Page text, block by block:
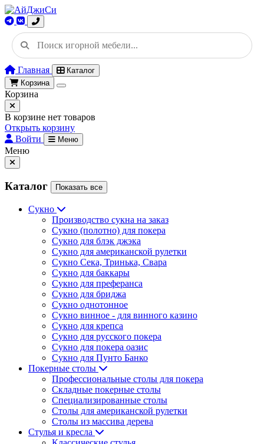
Главная
Каталог
Корзина
Корзина
В корзине нет товаров
Открыть корзину
Войти
Меню
Меню
Каталог Показать все
Сукно
Производство сукна на заказ
Сукно (полотно) для покера
Сукно для блэк джэка
Сукно для американской рулетки
Сукно Сека, Тринька, Свара
Сукно для баккары
Сукно для преферанса
Сукно для бриджа
Сукно однотонное
Сукно винное - для винного казино
Сукно для крепса
Сукно для русского покера
Сукно для покера оазис
Сукно для Пунто Банко
Покерные столы
Профессиональные столы для покера
Складные покерные столы
Специализированные столы
Столы для американской рулетки
Столы из массива дерева
Стулья и кресла